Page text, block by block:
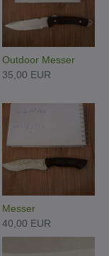
Outdoor Messer
35,00 EUR
Messer
40,00 EUR